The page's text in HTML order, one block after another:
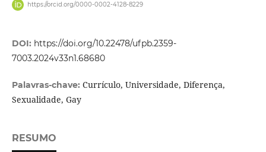
https://orcid.org/0000-0002-4128-8229
DOI: https://doi.org/10.22478/ufpb.2359-
7003.2024v33n1.68680
Palavras-chave: Currículo, Universidade, Diferença,
Sexualidade, Gay
RESUMO